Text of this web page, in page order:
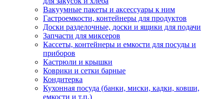
Вакуумные пакеты и аксессуары к ним
Гастроемкости, контейнеры для продуктов
Доски разделочные, доски и ящики для подачи
Запчасти для миксеров
Кассеты, контейнеры и емкости для посуды и
приборов
Кастрюли и крышки
Коврики и сетки барные
Кондитерка
Кухонная посуда (банки, миски, кадки, ковши,
емкости и т.п.)